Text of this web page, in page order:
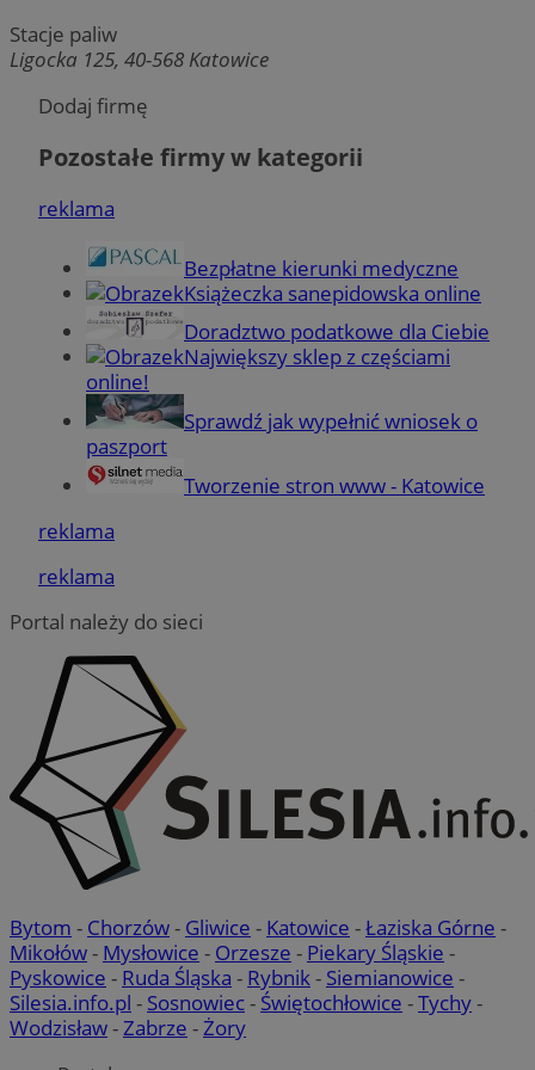
Stacje paliw
Ligocka 125, 40-568 Katowice
Dodaj firmę
Pozostałe firmy w kategorii
reklama
Bezpłatne kierunki medyczne
Książeczka sanepidowska online
Doradztwo podatkowe dla Ciebie
Największy sklep z częściami
online!
Sprawdź jak wypełnić wniosek o
paszport
Tworzenie stron www - Katowice
reklama
reklama
Portal należy do sieci
Bytom - Chorzów- Gliwice - Katowice -Łaziska Górne -
Mikołów- Mysłowice - Orzesze - Piekary Śląskie -
Pyskowice - Ruda Śląska - Rybnik- Siemianowice -
Silesia.info.pl - Sosnowiec- Świętochłowice -Tychy-
Wodzisław-Zabrze -Żory
Niezbędne Wydajność
internetowej, takich jak logowanie użytkownika i zarządzanie
niezbędnych plików cookie nie można prawidłowo korzystać ze
mojekatowice.pl
QeSessID mojekatowice.pl
MvSessID
VISITOR_PRIVACY_METADATA
YouTube
5 miesięcy
Google Privacy Policy